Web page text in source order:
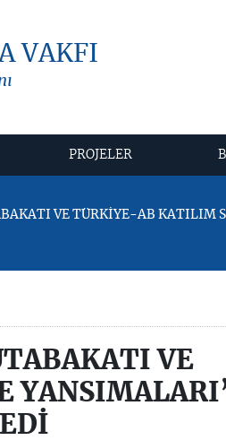
VAKFI
PROJELER
VE TÜRKİYE-AB KATILIM
VE